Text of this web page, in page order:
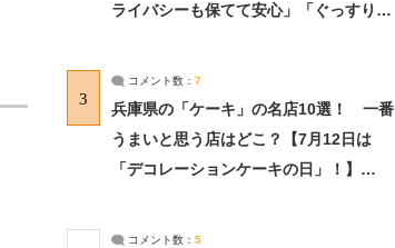
ライバシーも保てて安心」「ぐっすり眠
3
コメント数： 7
兵庫県の「ケーキ」の名店10選！ 一番
うまいと思う店はどこ？【7月12日は
「デコレーションケーキの日」！】
コメント数： 5